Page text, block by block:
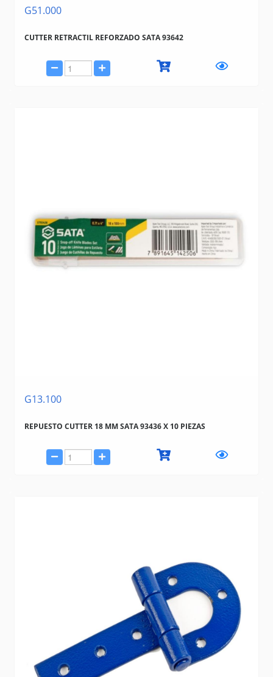
G51.000
CUTTER RETRACTIL REFORZADO SATA 93642
G13.100
REPUESTO CUTTER 18 MM SATA 93436 X 10 PIEZAS